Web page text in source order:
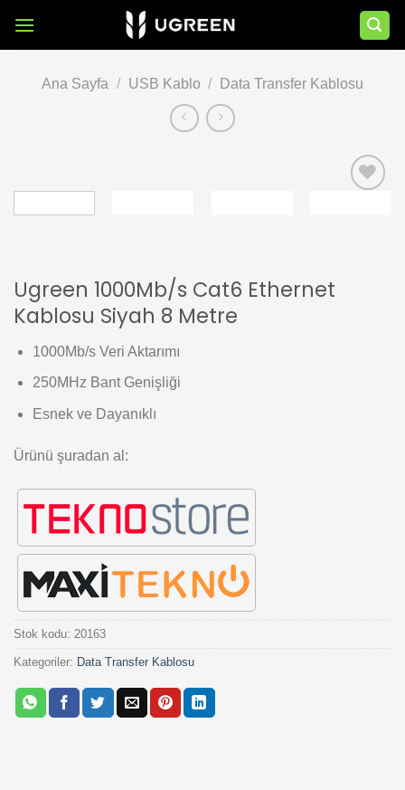
atla
Ana Sayfa / USB Kablo / Data Transfer Kablosu
Ugreen 1000Mb/s Cat6 Ethernet
Kablosu Siyah 8 Metre
1000Mb/s Veri Aktarımı
250MHz Bant Genişliği
Esnek ve Dayanıklı
Ürünü şuradan al:
Stok kodu: 20163
Kategoriler: Data Transfer Kablosu